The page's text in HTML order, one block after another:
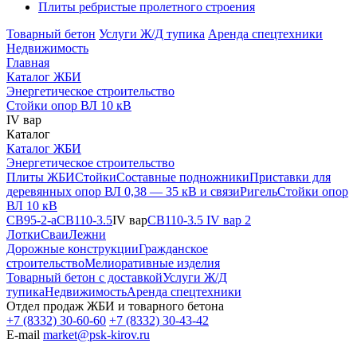
Плиты ребристые пролетного строения
Товарный бетон Услуги Ж/Д тупика Аренда спецтехники
Недвижимость
Главная
Каталог ЖБИ
Энергетическое строительство
Стойки опор ВЛ 10 кВ
IV вар
Каталог
Каталог ЖБИ
Энергетическое строительство
Плиты ЖБИСтойкиСоставные подножникиПриставки для
деревянных опор ВЛ 0,38 — 35 кВ и связиРигельСтойки опор
ВЛ 10 кВ
СВ95-2-аСВ110-3.5IV варСВ110-3.5 IV вар 2
ЛоткиСваиЛежни
Дорожные конструкцииГражданское
строительствоМелиоративные изделия
Товарный бетон с доставкойУслуги Ж/Д
тупикаНедвижимостьАренда спецтехники
Отдел продаж ЖБИ и товарного бетона
+7 (8332) 30-60-60 +7 (8332) 30-43-42
E-mail market@psk-kirov.ru